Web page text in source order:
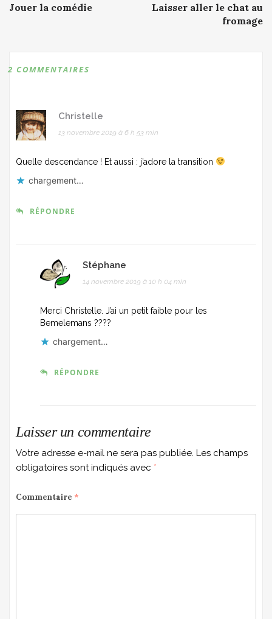
Jouer la comédie
Laisser aller le chat au
fromage
2 COMMENTAIRES
Christelle
13 novembre 2019 à 6 h 53 min
Quelle descendance ! Et aussi : j’adore la transition
chargement…
RÉPONDRE
Stéphane
14 novembre 2019 à 10 h 04 min
Merci Christelle. J’ai un petit faible pour les
Bemelemans ????
chargement…
RÉPONDRE
Laisser un commentaire
Votre adresse e-mail ne sera pas publiée. Les champs
obligatoires sont indiqués avec *
Commentaire *